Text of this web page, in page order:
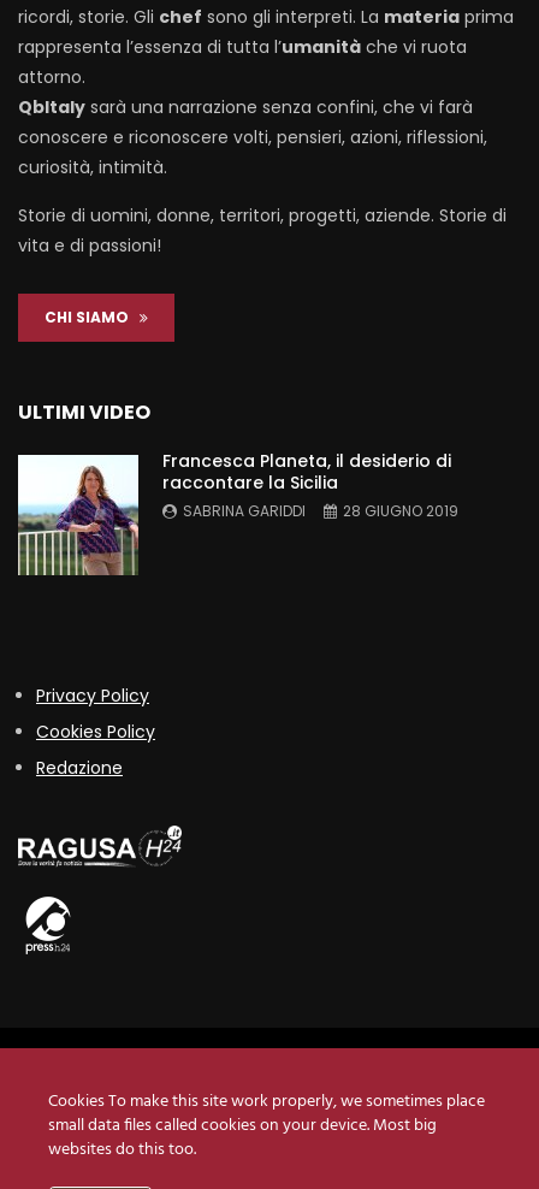
ricordi, storie. Gli chef sono gli interpreti. La materia prima
rappresenta l’essenza di tutta l’umanità che vi ruota
attorno.
QbItaly sarà una narrazione senza confini, che vi farà
conoscere e riconoscere volti, pensieri, azioni, riflessioni,
curiosità, intimità.
Storie di uomini, donne, territori, progetti, aziende. Storie di
vita e di passioni!
CHI SIAMO
ULTIMI VIDEO
Francesca Planeta, il desiderio di
raccontare la Sicilia
SABRINA GARIDDI 28 GIUGNO 2019
Privacy Policy
Cookies Policy
Redazione
Ragusa n°1/2019
Press h24 srls • Via Felicia Schininà, 42 - 97100 Ragusa
Cookies To make this site work properly, we sometimes place
small data files called cookies on your device. Most big
websites do this too.